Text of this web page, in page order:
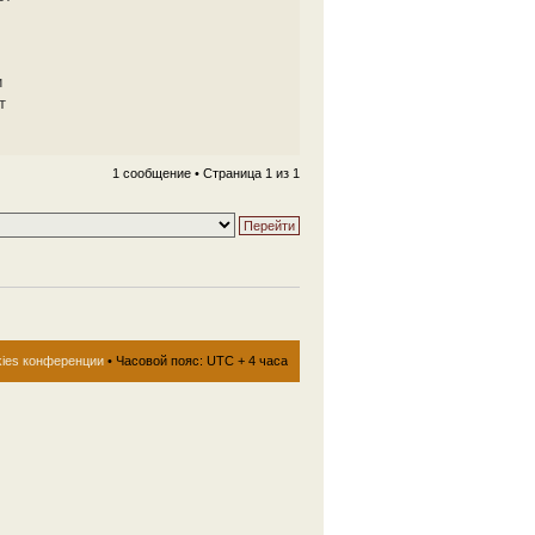
1 сообщение • Страница 1 из 1
конференции • Часовой пояс: UTC + 4 часа